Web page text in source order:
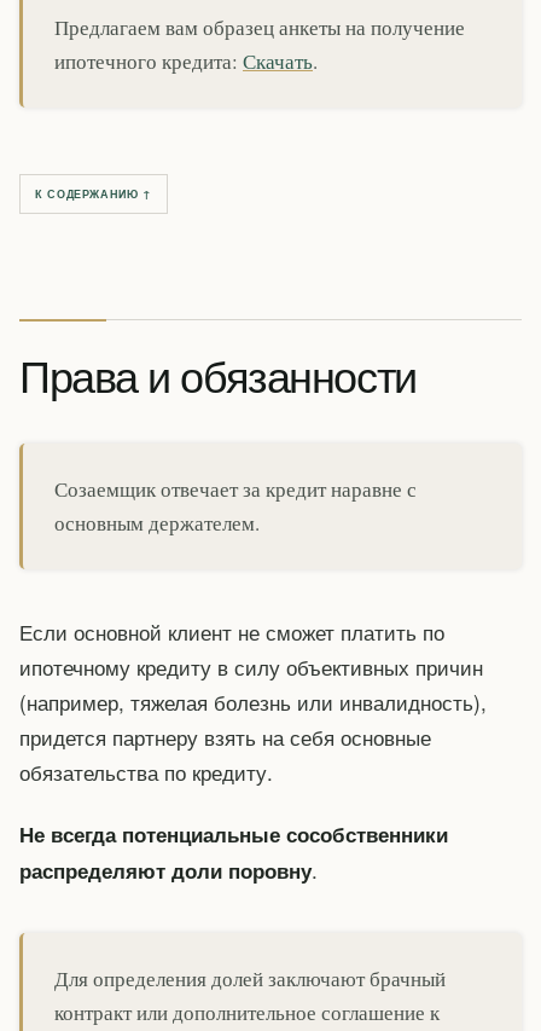
Предлагаем вам образец анкеты на получение
ипотечного кредита: Скачать.
К СОДЕРЖАНИЮ ↑
Права и обязанности
Созаемщик отвечает за кредит наравне с
основным держателем.
Если основной клиент не сможет платить по
ипотечному кредиту в силу объективных причин
(например, тяжелая болезнь или инвалидность),
придется партнеру взять на себя основные
обязательства по кредиту.
Не всегда потенциальные сособственники
распределяют доли поровну.
Для определения долей заключают брачный
контракт или дополнительное соглашение к